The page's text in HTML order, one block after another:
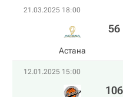
21.03.2025 18:00
Астана
56
12.01.2025 15:00
106